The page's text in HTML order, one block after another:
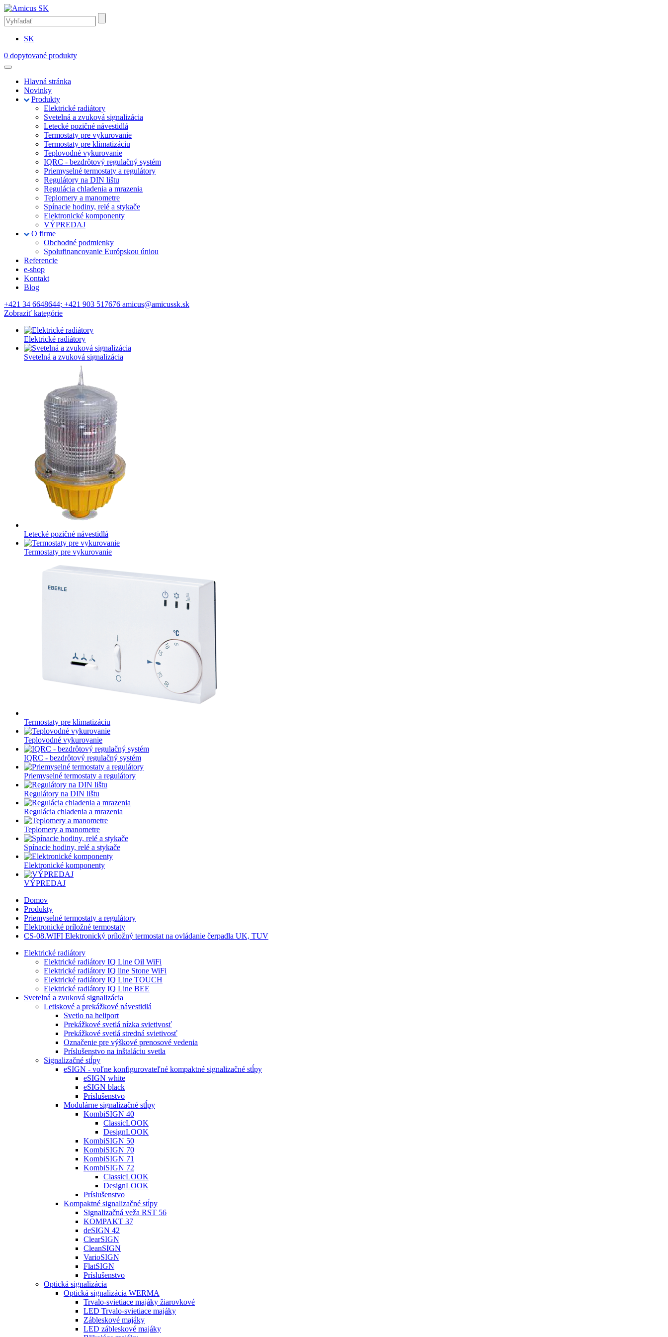
SK
0 dopytované produkty
Hlavná stránka
Novinky
Produkty
Elektrické radiátory
Svetelná a zvuková signalizácia
Letecké pozičné návestidlá
Termostaty pre vykurovanie
Termostaty pre klimatizáciu
Teplovodné vykurovanie
IQRC - bezdrôtový regulačný systém
Priemyselné termostaty a regulátory
Regulátory na DIN lištu
Regulácia chladenia a mrazenia
Teplomery a manometre
Spínacie hodiny, relé a stykače
Elektronické komponenty
VÝPREDAJ
O firme
Obchodné podmienky
Spolufinancovanie Európskou úniou
Referencie
e-shop
Kontakt
Blog
+421 34 6648644; +421 903 517676 amicus@amicussk.sk
Zobraziť kategórie
Elektrické radiátory
Svetelná a zvuková signalizácia
Letecké pozičné návestidlá
Termostaty pre vykurovanie
Termostaty pre klimatizáciu
Teplovodné vykurovanie
IQRC - bezdrôtový regulačný systém
Priemyselné termostaty a regulátory
Regulátory na DIN lištu
Regulácia chladenia a mrazenia
Teplomery a manometre
Spínacie hodiny, relé a stykače
Elektronické komponenty
VÝPREDAJ
Domov
Produkty
Priemyselné termostaty a regulátory
Elektronické príložné termostaty
CS-08.WIFI Elektronický príložný termostat na ovládanie čerpadla UK, TUV
Elektrické radiátory
Elektrické radiátory IQ Line Oil WiFi
Elektrické radiátory IQ line Stone WiFi
Elektrické radiátory IQ Line TOUCH
Elektrické radiátory IQ Line BEE
Svetelná a zvuková signalizácia
Letiskové a prekážkové návestidlá
Svetlo na heliport
Prekážkové svetlá nízka svietivosť
Prekážkové svetlá stredná svietivosť
Označenie pre výškové prenosové vedenia
Príslušenstvo na inštaláciu svetla
Signalizačné stĺpy
eSIGN - voľne konfigurovateľné kompaktné signalizačné stĺpy
eSIGN white
eSIGN black
Príslušenstvo
Modulárne signalizačné stĺpy
KombiSIGN 40
ClassicLOOK
DesignLOOK
KombiSIGN 50
KombiSIGN 70
KombiSIGN 71
KombiSIGN 72
ClassicLOOK
DesignLOOK
Príslušenstvo
Kompaktné signalizačné stĺpy
Signalizačná veža RST 56
KOMPAKT 37
deSIGN 42
ClearSIGN
CleanSIGN
VarioSIGN
FlatSIGN
Príslušenstvo
Optická signalizácia
Optická signalizácia WERMA
Trvalo-svietiace majáky žiarovkové
LED Trvalo-svietiace majáky
Zábleskové majáky
LED zábleskové majáky